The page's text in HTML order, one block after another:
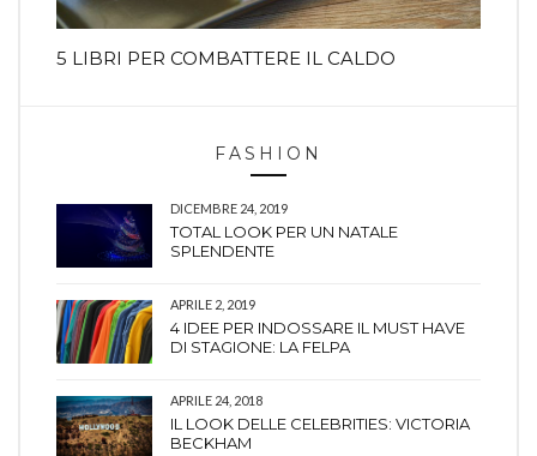
5 LIBRI PER COMBATTERE IL CALDO
FASHION
DICEMBRE 24, 2019
TOTAL LOOK PER UN NATALE
SPLENDENTE
APRILE 2, 2019
4 IDEE PER INDOSSARE IL MUST HAVE
DI STAGIONE: LA FELPA
APRILE 24, 2018
IL LOOK DELLE CELEBRITIES: VICTORIA
BECKHAM